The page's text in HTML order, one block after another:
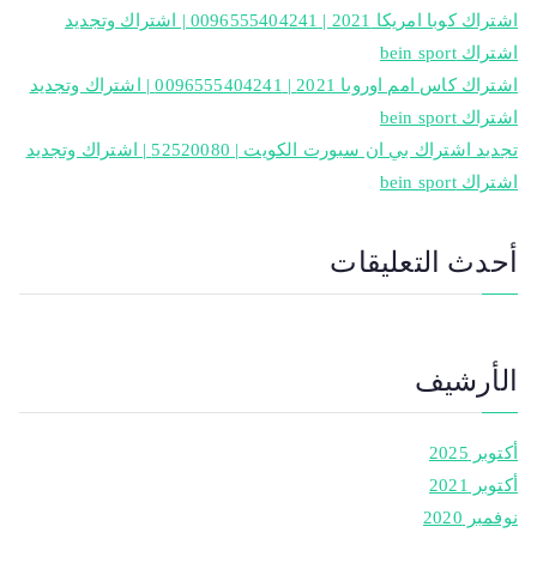
اشتراك كوبا امريكا 2021 | 0096555404241 | اشتراك وتجديد
اشتراك bein sport
اشتراك كاس امم اوروبا 2021 | 0096555404241 | اشتراك وتجديد
اشتراك bein sport
تجديد اشتراك بي ان سبورت الكويت | 52520080 | اشتراك وتجديد
اشتراك bein sport
أحدث التعليقات
الأرشيف
أكتوبر 2025
أكتوبر 2021
نوفمبر 2020